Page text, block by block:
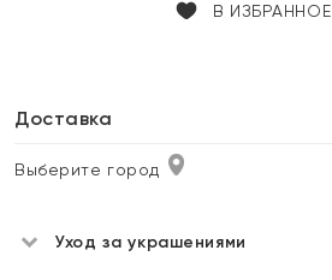
В ИЗБРАННОЕ
Доставка
Выберите город
Уход за украшениями